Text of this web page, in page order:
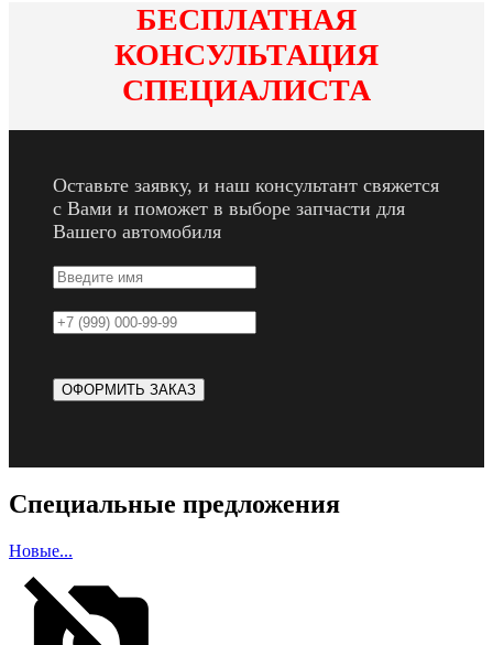
БЕСПЛАТНАЯ
КОНСУЛЬТАЦИЯ
СПЕЦИАЛИСТА
Оставьте заявку, и наш консультант свяжется
с Вами и поможет в выборе запчасти для
Вашего автомобиля
Специальные предложения
Новые...